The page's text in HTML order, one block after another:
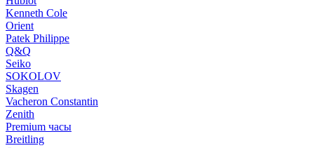
Kenneth Cole
Orient
Patek Philippe
Q&Q
Seiko
SOKOLOV
Skagen
Vacheron Constantin
Zenith
Premium часы
Breitling